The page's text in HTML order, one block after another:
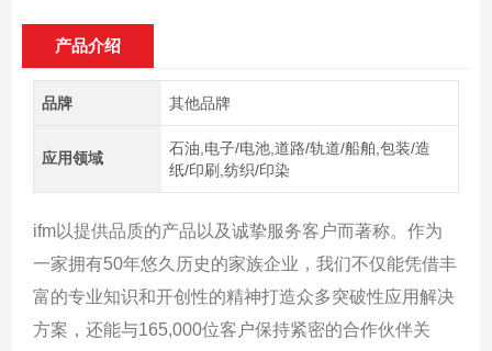
产品介绍
品牌 其他品牌
应用领域
石油,电子/电池,道路/轨道/船舶,包装/造
纸/印刷,纺织/印染
ifm以提供品质的产品以及诚挚服务客户而著称。作为
一家拥有50年悠久历史的家族企业，我们不仅能凭借丰
富的专业知识和开创性的精神打造众多突破性应用解决
方案，还能与165,000位客户保持紧密的合作伙伴关